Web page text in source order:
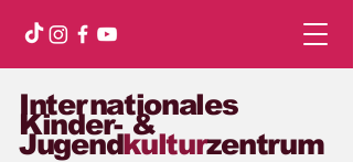
Internationales
Kinder- &
Jugendkulturzentrum